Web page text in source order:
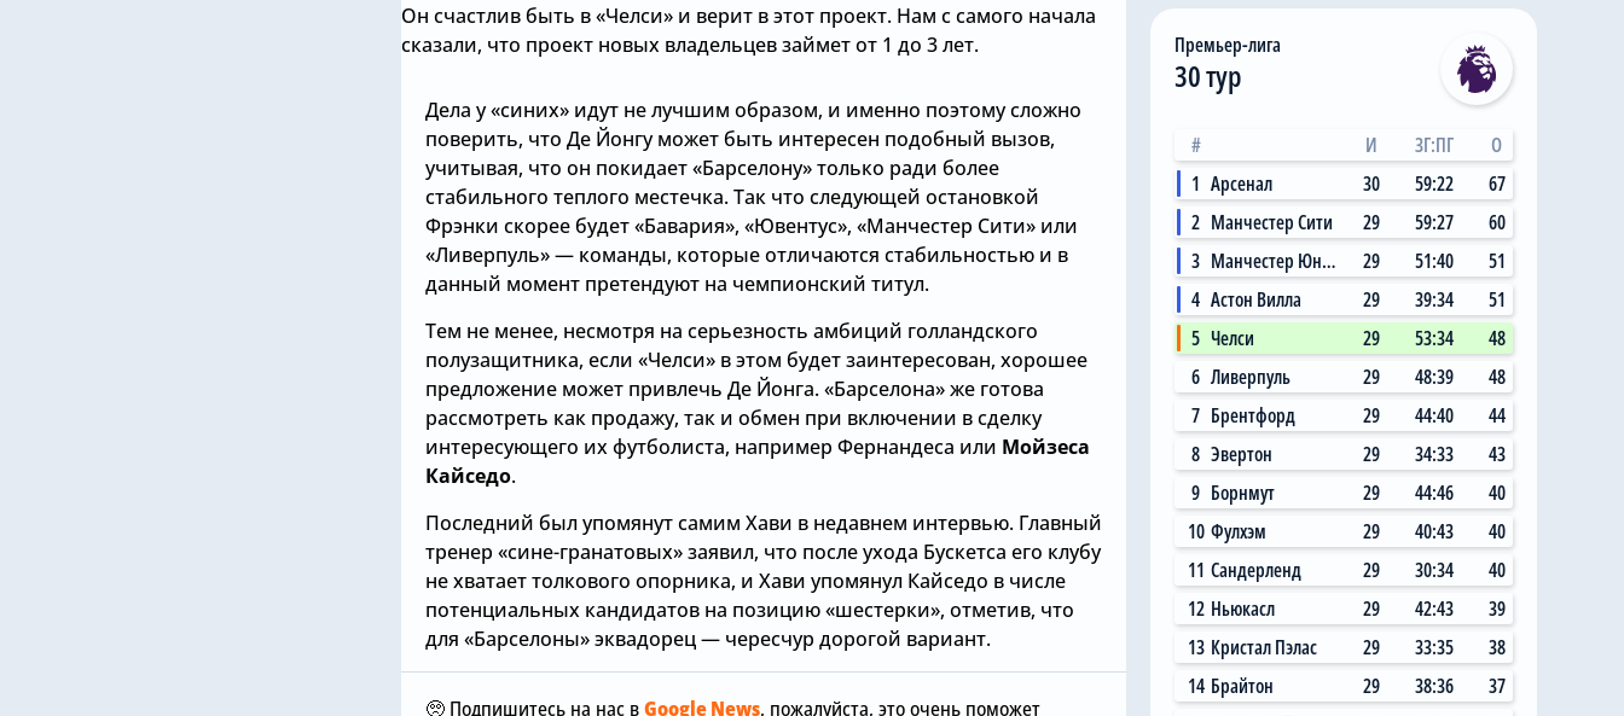
Он счастлив быть в «Челси» и верит в этот проект. Нам с самого начала
сказали, что проект новых владельцев займет от 1 до 3 лет.
Дела у «синих» идут не лучшим образом, и именно поэтому сложно
поверить, что Де Йонгу может быть интересен подобный вызов,
учитывая, что он покидает «Барселону» только ради более
стабильного теплого местечка. Так что следующей остановкой
Фрэнки скорее будет «Бавария», «Ювентус», «Манчестер Сити» или
«Ливерпуль» — команды, которые отличаются стабильностью и в
данный момент претендуют на чемпионский титул.
Тем не менее, несмотря на серьезность амбиций голландского
полузащитника, если «Челси» в этом будет заинтересован, хорошее
предложение может привлечь Де Йонга. «Барселона» же готова
рассмотреть как продажу, так и обмен при включении в сделку
интересующего их футболиста, например Фернандеса или Мойзеса
Кайседо.
Последний был упомянут самим Хави в недавнем интервью. Главный
тренер «сине-гранатовых» заявил, что после ухода Бускетса его клубу
не хватает толкового опорника, и Хави упомянул Кайседо в числе
потенциальных кандидатов на позицию «шестерки», отметив, что
для «Барселоны» эквадорец — чересчур дорогой вариант.
🥺 Подпишитесь на нас вGoogle News, пожалуйста, это очень поможет
Николас Джексон
совершил добрый
поступок в «Челси», чтобы
Зачем Джош Ачимпонг из
7.08.2026, 12:00
«Манчестер Сити»
отреагировал на
шокирующую цену в
7.08.2026, 11:14
Главный любитель
«привозов» в «Челси»
рад, что он теперь не
Премьер-лига
30 тур
# И ЗГ:ПГ
О
1 Арсенал 30 59:22
67
2 Манчестер Сити 29 59:27
60
3
Манчестер Юнайтед 29 51:40
51
4 Астон Вилла 29 39:34
51
5 Челси 29 53:34
48
6 Ливерпуль 29 48:39
48
7 Брентфорд 29 44:40
44
8 Эвертон 29 34:33
43
9 Борнмут 29 44:46
40
10 Фулхэм 29 40:43
40
11 Сандерленд 29 30:34
40
12 Ньюкасл 29 42:43
39
13 Кристал Пэлас 29 33:35
38
14 Брайтон 29 38:36
37